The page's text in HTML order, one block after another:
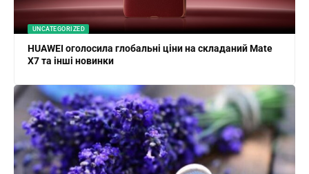
UNCATEGORIZED
HUAWEI оголосила глобальні ціни на складаний Mate
X7 та інші новинки